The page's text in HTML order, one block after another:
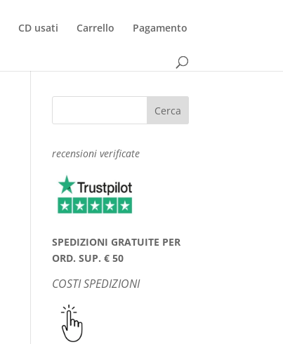
CD usati Carrello Pagamento
recensioni verificate
SPEDIZIONI GRATUITE PER
ORD. SUP. € 50
COSTI SPEDIZIONI